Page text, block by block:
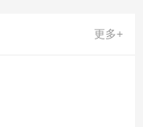
更多+